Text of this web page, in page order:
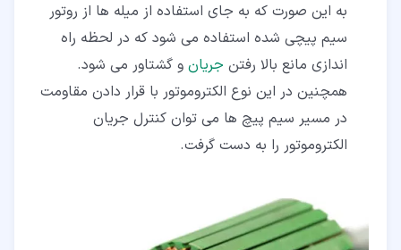
به این صورت که به جای استفاده از میله ها از روتور
سیم پیچی شده استفاده می شود که در لحظه راه
اندازی مانع بالا رفتن جریان و گشتاور می شود.
همچنین در این نوع الکتروموتور با قرار دادن مقاومت
در مسیر سیم پیچ ها می توان کنترل جریان
الکتروموتور را به دست گرفت.